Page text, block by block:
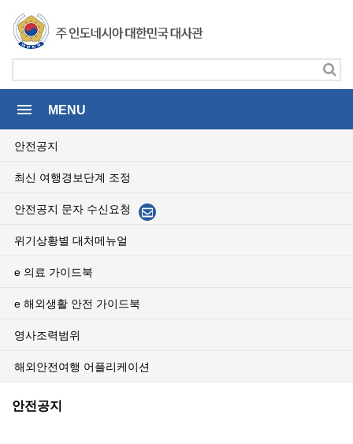
menu MENU
안전공지
최신 여행경보단계 조정
안전공지 문자 수신요청
위기상황별 대처메뉴얼
e 의료 가이드북
e 해외생활 안전 가이드북
영사조력범위
해외안전여행 어플리케이션
안전공지